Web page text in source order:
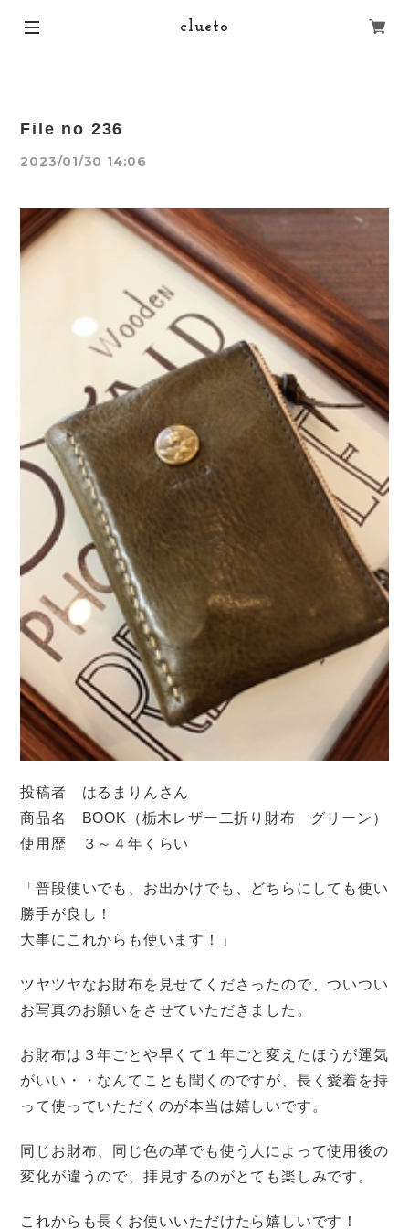
clueto
File no 236
2023/01/30 14:06
投稿者 はるまりんさん
商品名 BOOK（栃木レザー二折り財布 グリーン）
使用歴 ３～４年くらい
「普段使いでも、お出かけでも、どちらにしても使い
勝手が良し！
大事にこれからも使います！」
ツヤツヤなお財布を見せてくださったので、ついつい
お写真のお願いをさせていただきました。
お財布は３年ごとや早くて１年ごと変えたほうが運気
がいい・・なんてことも聞くのですが、長く愛着を持
って使っていただくのが本当は嬉しいです。
同じお財布、同じ色の革でも使う人によって使用後の
変化が違うので、拝見するのがとても楽しみです。
これからも長くお使いいただけたら嬉しいです！